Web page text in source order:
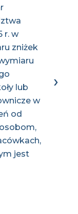
r. w
zniżek
lub
w
od
jest